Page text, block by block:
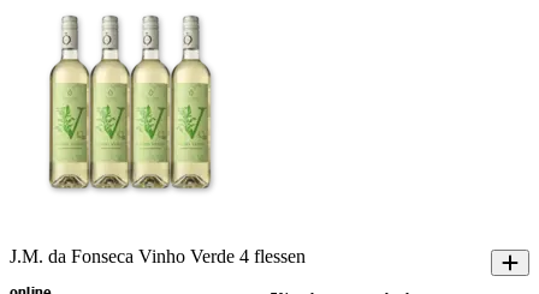
J.M. da Fonseca Vinho Verde 4 flessen